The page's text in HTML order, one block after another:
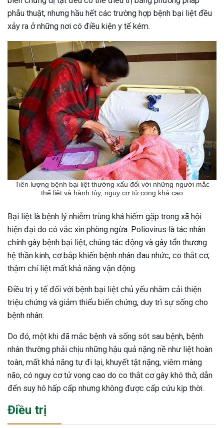
phẫu thuật, nhưng hầu hết các trường hợp bệnh bại liệt đều
xảy ra ở những nơi có điều kiện y tế kém.
Tiên lượng bệnh bại liệt thường xấu đối với những người mắc
thể liệt và hành tủy, nguy cơ tử cong khá cao
Bại liệt là bệnh lý nhiễm trùng khá hiếm gặp trong xã hội
hiện đại do có vắc xin phòng ngừa. Poliovirus là tác nhân
chính gây bệnh bại liệt, chúng tác động và gây tổn thương
hệ thần kinh, cơ bắp khiến bệnh nhân đau nhức, co thắt cơ,
thậm chí liệt mất khả năng vận động.
Điều trị y tế đối với bệnh bại liệt chủ yếu nhằm cải thiện
triệu chứng và giảm thiểu biến chứng, duy trì sự sống cho
bệnh nhân.
Do đó, một khi đã mắc bệnh và sống sót sau bệnh, bệnh
nhân thường phải chịu những hậu quả nặng nề như liệt hoàn
toàn, mất khả năng tự đi lại, khuyết tật nặng, viêm màng
não, có nguy cơ tử vong cao do co thắt cơ gây khó thở, dẫn
đến suy hô hấp cấp nhưng không được cấp cứu kịp thời.
Điều trị